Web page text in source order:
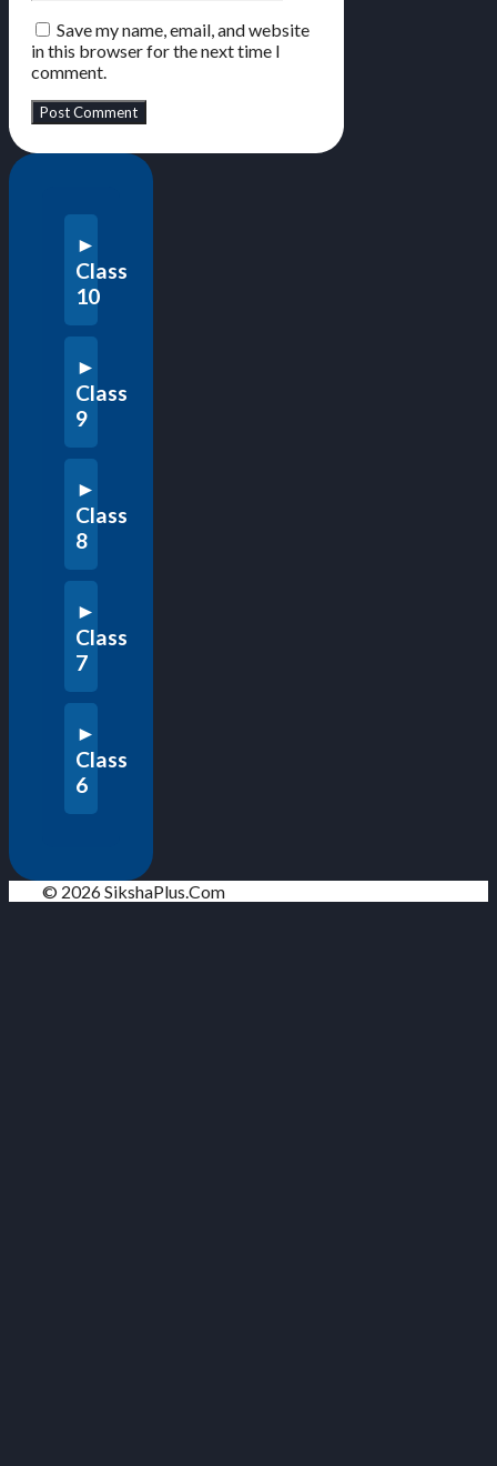
Save my name, email, and website
in this browser for the next time I
comment.
Class
10
Class
9
Class
8
Class
7
Class
6
© 2026 SikshaPlus.Com